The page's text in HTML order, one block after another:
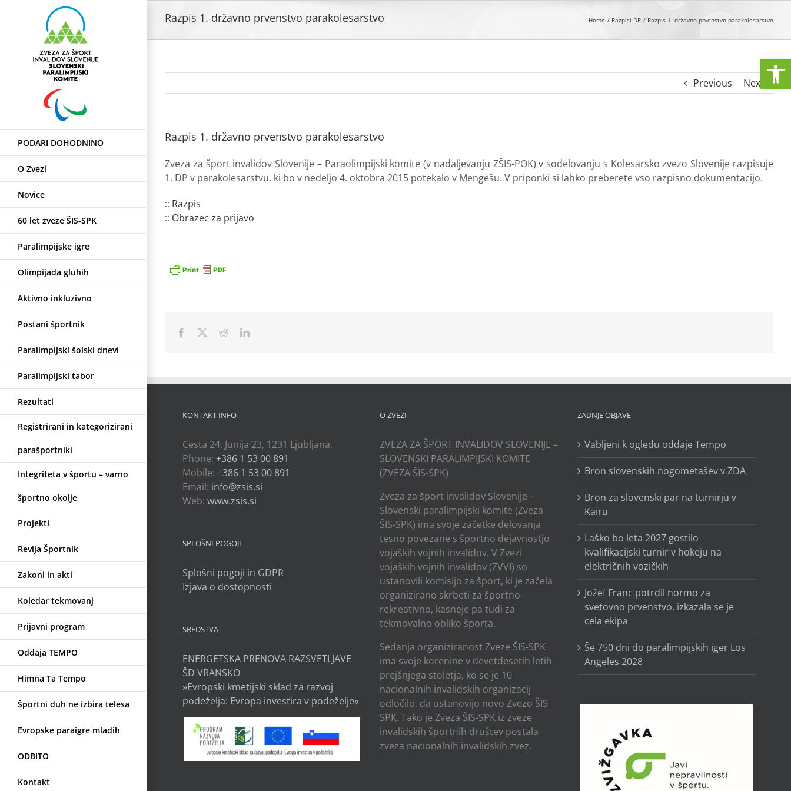
PODARI DOHODNINO
O Zvezi
Novice
60 let zveze ŠIS-SPK
Paralimpijske igre
Olimpijada gluhih
Aktivno inkluzivno
Postani športnik
Paralimpijski šolski dnevi
Paralimpijski tabor
Rezultati
Registrirani in kategorizirani
parašportniki
Integriteta v športu – varno
športno okolje
Projekti
Revija Športnik
Zakoni in akti
Koledar tekmovanj
Prijavni program
Oddaja TEMPO
Himna Ta Tempo
Športni duh ne izbira telesa
Evropske paraigre mladih
ODBITO
Kontakt
Razpis 1. državno prvenstvo parakolesarstvo Home Razpisi DP Razpis 1. državno prvenstvo parakolesarstvo
Previous Next
Razpis 1. državno prvenstvo parakolesarstvo
Zveza za šport invalidov Slovenije – Paraolimpijski komite (v nadaljevanju ZŠIS-POK) v sodelovanju s Kolesarsko zvezo Slovenije razpisuje
1. DP v parakolesarstvu, ki bo v nedeljo 4. oktobra 2015 potekalo v Mengešu. V priponki si lahko preberete vso razpisno dokumentacijo.
:: Razpis
:: Obrazec za prijavo
Facebook RedditLinkedIn
KONTAKT INFO
Cesta 24. Junija 23, 1231 Ljubljana,
Phone: +386 1 53 00 891
Mobile: +386 1 53 00 891
Email: info@zsis.si
Web: www.zsis.si
SPLOŠNI POGOJI
Splošni pogoji in GDPR
Izjava o dostopnosti
SREDSTVA
ENERGETSKA PRENOVA RAZSVETLJAVE
ŠD VRANSKO
»Evropski kmetijski sklad za razvoj
podeželja: Evropa investira v podeželje«
O ZVEZI
ZVEZA ZA ŠPORT INVALIDOV SLOVENIJE –
SLOVENSKI PARALIMPIJSKI KOMITE
(ZVEZA ŠIS-SPK)
Zveza za šport invalidov Slovenije –
Slovenski paralimpijski komite (Zveza
ŠIS-SPK) ima svoje začetke delovanja
tesno povezane s športno dejavnostjo
vojaških vojnih invalidov. V Zvezi
vojaških vojnih invalidov (ZVVI) so
ustanovili komisijo za šport, ki je začela
organizirano skrbeti za športno-
rekreativno, kasneje pa tudi za
tekmovalno obliko športa.
Sedanja organiziranost Zveze ŠIS-SPK
ima svoje korenine v devetdesetih letih
prejšnjega stoletja, ko se je 10
nacionalnih invalidskih organizacij
odločilo, da ustanovijo novo Zvezo ŠIS-
SPK. Tako je Zveza ŠIS-SPK iz zveze
invalidskih športnih društev postala
zveza nacionalnih invalidskih zvez.
ZADNJE OBJAVE
Vabljeni k ogledu oddaje Tempo
Bron slovenskih nogometašev v ZDA
Bron za slovenski par na turnirju v
Kairu
Laško bo leta 2027 gostilo
kvalifikacijski turnir v hokeju na
električnih vozičkih
Jožef Franc potrdil normo za
svetovno prvenstvo, izkazala se je
cela ekipa
Še 750 dni do paralimpijskih iger Los
Angeles 2028